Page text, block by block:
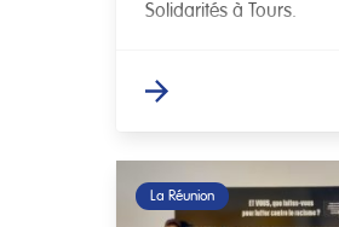
Solidarités à Tours.
La Réunion